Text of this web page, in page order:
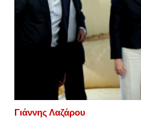
Γιάννης Λαζάρου